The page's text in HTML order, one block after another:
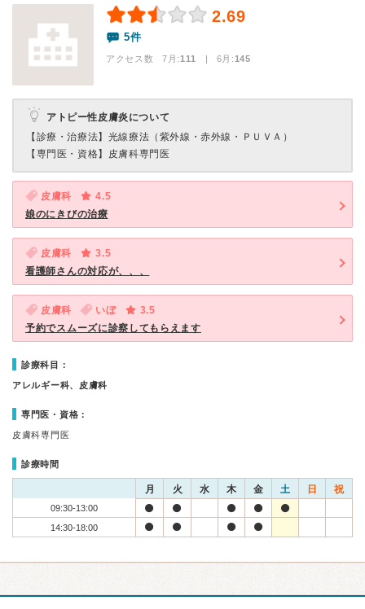
2.69
5件
アクセス数 7月:111 | 6月:145
アトピー性皮膚炎について
【診療・治療法】 光線療法（紫外線・赤外線・ＰＵＶＡ）
【専門医・資格】 皮膚科専門医
皮膚科
4.5
娘のにきびの治療
皮膚科
3.5
看護師さんの対応が、、、
皮膚科 いぼ
3.5
予約でスムーズに診察してもらえます
診療科目：
アレルギー科、皮膚科
専門医・資格：
皮膚科専門医
診療時間
月 火 水 木 金 土 日 祝
09:30-13:00
14:30-18:00